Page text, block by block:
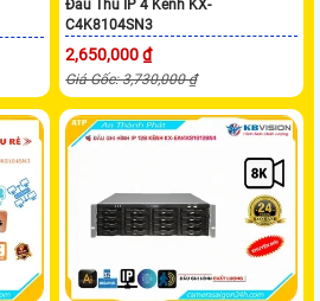
Đầu Thu IP 4 Kênh KX-
C4K8104SN3
2,650,000 ₫
Giá Gốc: 3,730,000 ₫